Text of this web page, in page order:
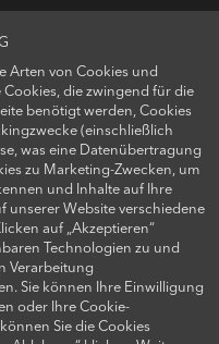
Arten von Cookies und
die zwingend für die
benötigt werden, Cookies
(einschließlich
was eine Datenübertragung
zu Marketing-Zwecken, um
und Inhalte auf Ihre
unserer Website verschiedene
auf „Akzeptieren“
Technologien zu und
Verarbeitung
Sie können Ihre Einwilligung
oder Ihre Cookie-
Sie die Cookies